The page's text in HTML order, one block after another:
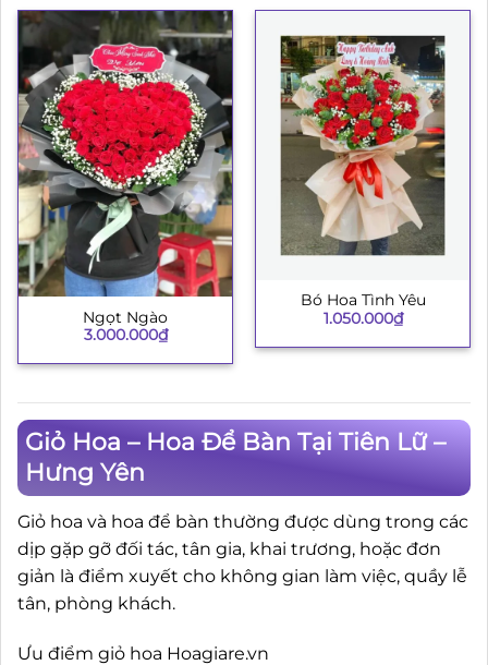
Ngọt Ngào
3.000.000₫
Bó Hoa Tình Yêu
1.050.000₫
Giỏ Hoa – Hoa Để Bàn Tại Tiên Lữ –
Hưng Yên
Giỏ hoa và hoa để bàn thường được dùng trong các
dịp gặp gỡ đối tác, tân gia, khai trương, hoặc đơn
giản là điểm xuyết cho không gian làm việc, quầy lễ
tân, phòng khách.
Ưu điểm giỏ hoa Hoagiare.vn